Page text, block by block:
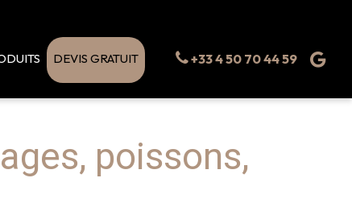
DEVIS GRATUIT +33 4 50 70 44 59
poissons,